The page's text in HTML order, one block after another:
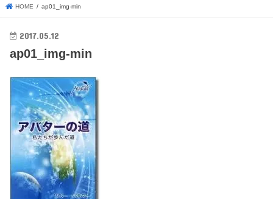
HOME ap01_img-min
2017.05.12
ap01_img-min